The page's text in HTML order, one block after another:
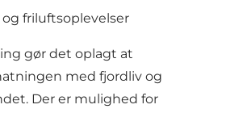
friluftsoplevelser
gør det oplagt at
med fjordliv og
Der er mulighed for